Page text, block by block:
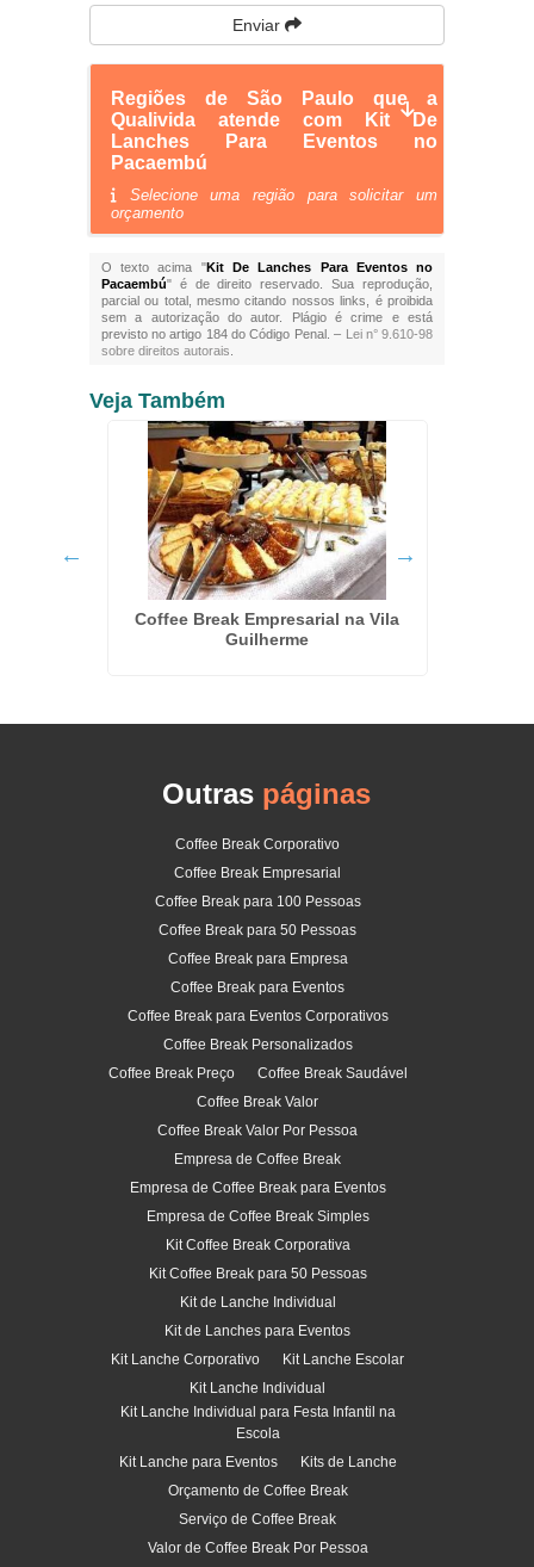
Enviar
Regiões de São Paulo que a
Qualivida atende com Kit De
Lanches Para Eventos no
Pacaembú
Selecione uma região para solicitar um
orçamento
O texto acima "Kit De Lanches Para Eventos no
Pacaembú" é de direito reservado. Sua reprodução,
parcial ou total, mesmo citando nossos links, é proibida
sem a autorização do autor. Plágio é crime e está
previsto no artigo 184 do Código Penal. – Lei n° 9.610-98
sobre direitos autorais
Veja Também
Coffee Break Empresarial na Vila
Guilherme
Outras páginas
Coffee Break Corporativo
Coffee Break Empresarial
Coffee Break para 100 Pessoas
Coffee Break para 50 Pessoas
Coffee Break para Empresa
Coffee Break para Eventos
Coffee Break para Eventos Corporativos
Coffee Break Personalizados
Coffee Break Preço
Coffee Break Saudável
Coffee Break Valor
Coffee Break Valor Por Pessoa
Empresa de Coffee Break
Empresa de Coffee Break para Eventos
Empresa de Coffee Break Simples
Kit Coffee Break Corporativa
Kit Coffee Break para 50 Pessoas
Kit de Lanche Individual
Kit de Lanches para Eventos
Kit Lanche Corporativo
Kit Lanche Escolar
Kit Lanche Individual
Kit Lanche Individual para Festa Infantil na
Escola
Kit Lanche para Eventos
Kits de Lanche
Orçamento de Coffee Break
Serviço de Coffee Break
Valor de Coffee Break Por Pessoa